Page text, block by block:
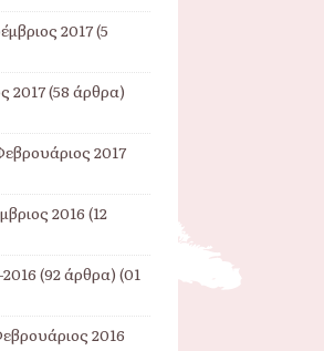
2017(5
2017(58 άρθρα)
2017
2016(12
(92 άρθρα) (01
2016